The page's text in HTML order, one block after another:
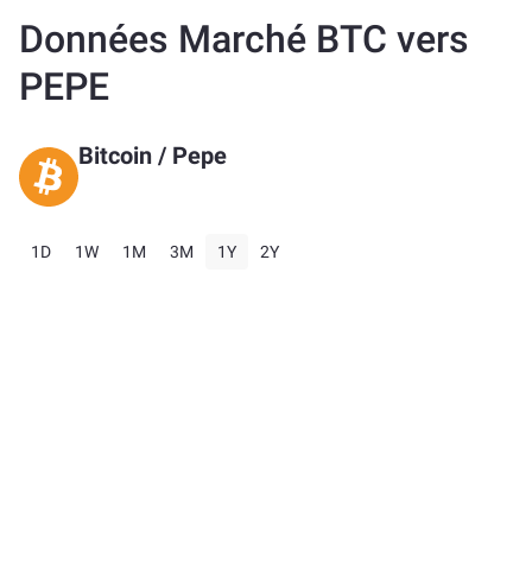
Données Marché BTC vers
PEPE
Bitcoin / Pepe
1D 1W 1M 3M 1Y 2Y